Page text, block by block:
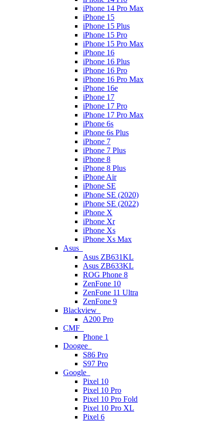
iPhone 14 Pro Max
iPhone 15
iPhone 15 Plus
iPhone 15 Pro
iPhone 15 Pro Max
iPhone 16
iPhone 16 Plus
iPhone 16 Pro
iPhone 16 Pro Max
iPhone 16e
iPhone 17
iPhone 17 Pro
iPhone 17 Pro Max
iPhone 6s
iPhone 6s Plus
iPhone 7
iPhone 7 Plus
iPhone 8
iPhone 8 Plus
iPhone Air
iPhone SE
iPhone SE (2020)
iPhone SE (2022)
iPhone X
iPhone Xr
iPhone Xs
iPhone Xs Max
Asus
Asus ZB631KL
Asus ZB633KL
ROG Phone 8
ZenFone 10
ZenFone 11 Ultra
ZenFone 9
Blackview
A200 Pro
CMF
Phone 1
Doogee
S86 Pro
S97 Pro
Google
Pixel 10
Pixel 10 Pro
Pixel 10 Pro Fold
Pixel 10 Pro XL
Pixel 6